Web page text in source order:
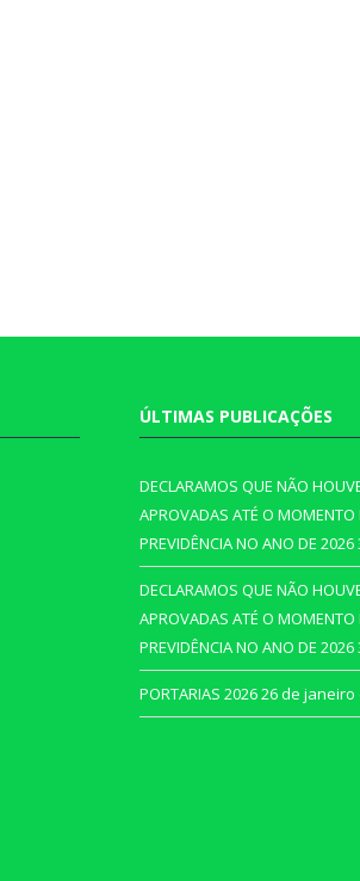
ÚLTIMAS PUBLICAÇÕES
DECLARAMOS QUE NÃO
APROVADAS ATÉ O MOMENTO
PREVIDÊNCIA NO ANO DE 2026
DECLARAMOS QUE NÃO
APROVADAS ATÉ O MOMENTO
PREVIDÊNCIA NO ANO DE 2026
PORTARIAS 202626 de janeiro